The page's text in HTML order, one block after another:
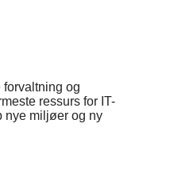
og
ressurs for IT-
nye miljøer og ny